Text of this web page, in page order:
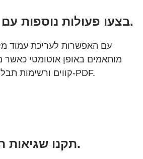
בצעו פעולות נוספות עם כלים עוצמתיים.
עם האפשרות לעריכת עמוד
מותאמים באופן אוטומטי כאשר
קווים ורשימות תבליטים באמצעות עורך ה-PDF.
תקנו שגיאות הקלדה במהירות.